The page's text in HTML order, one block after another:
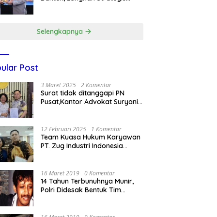
Selengkapnya
Post
3 Maret 2025 2 Komentar
Surat tidak ditanggapi PN
Pusat,Kantor Advokat Suryani
Agung RI
12 Februari 2025 1 Komentar
Team Kuasa Hukum Karyawan
PT. Zug Industri Indonesia
Karyawan di Pengadilan Negeri
Jakarta Pusat
16 Maret 2019 0 Komentar
14 Tahun Terbunuhnya Munir,
Polri Didesak Bentuk Tim